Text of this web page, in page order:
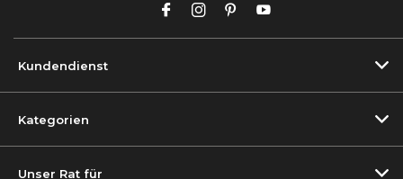
Kundendienst
Kategorien
Unser Rat für